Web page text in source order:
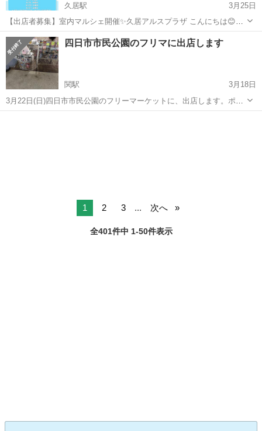
久居駅
3月25日
【出店者募集】室内マルシェ開催✨久居アルスプラザ こんにちは😊
M’s for ゆきちゃんです！ 久居アルスプラザにて 室内マルシェの出店
者様を募集いたします✨ これからの季節、暑さや天候を気にせず 快適
に出店できるマ...
三重 津市 久居駅 フリーマーケット マルシェ
四日市市民公園のフリマに出店します
関駅
3月18日
3月22日(日)四日市市民公園のフリーマーケットに、出店します。ポケ
モンカードやぬいぐるみ等の販売します。ポケモンカードは、43種以
1 2 3 ... 次へ
全401件中 1-50件表示